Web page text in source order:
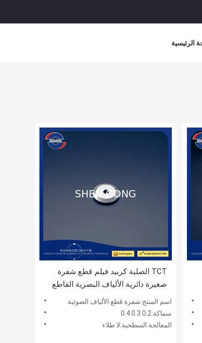
الرئيسية
TCT الصلبة كربيد فيلم قطع شفرة
صغيرة دائرية الألياف البصرية القاطع
اسم المنتج:شفرة قطع الألياف الضوئية
سماكة:0.2 0.3 0.4
المعالجة السطحية:لا طلاء